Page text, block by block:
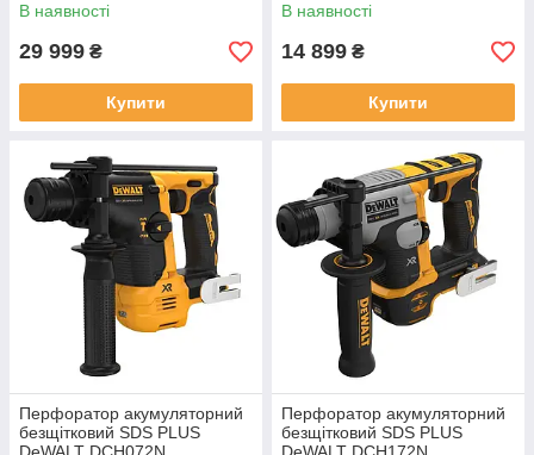
В наявності
29 999 ₴
Купити
В наявності
14 899 ₴
Купити
Перфоратор акумуляторний
безщітковий SDS PLUS
Перфоратор акумуляторний
безщітковий SDS PLUS